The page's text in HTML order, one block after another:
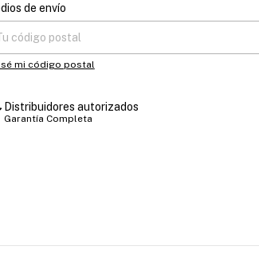
para el CP:
de envío
mi código postal
Distribuidores autorizados
Garantía Completa